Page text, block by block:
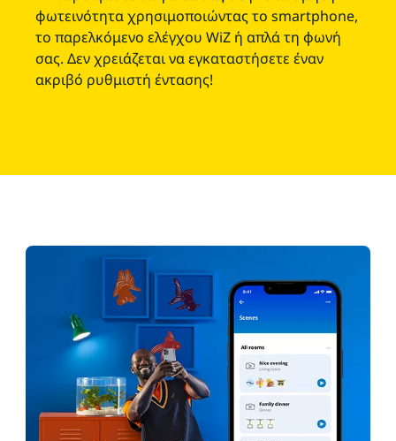
φωτεινότητα χρησιμοποιώντας το smartphone,
το παρελκόμενο ελέγχου WiZ ή απλά τη φωνή
σας. Δεν χρειάζεται να εγκαταστήσετε έναν
ακριβό ρυθμιστή έντασης!